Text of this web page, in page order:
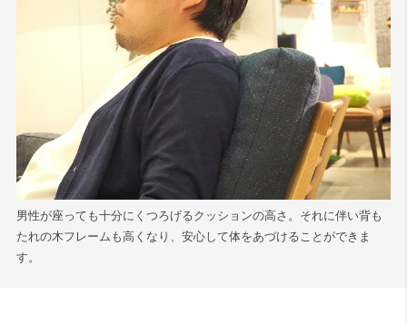
男性が座っても十分にくつろげるクッションの高さ。それに伴い背も
たれの木フレームも高くなり、安心して体をあづけることができま
す。